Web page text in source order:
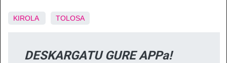
KIROLA TOLOSA
DESKARGATU GURE APPa!